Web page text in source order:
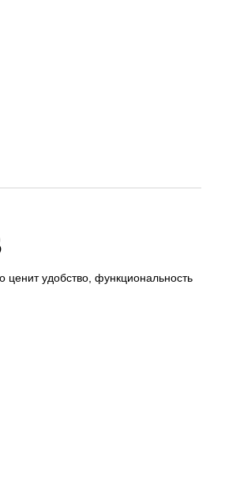
удобство, функциональность